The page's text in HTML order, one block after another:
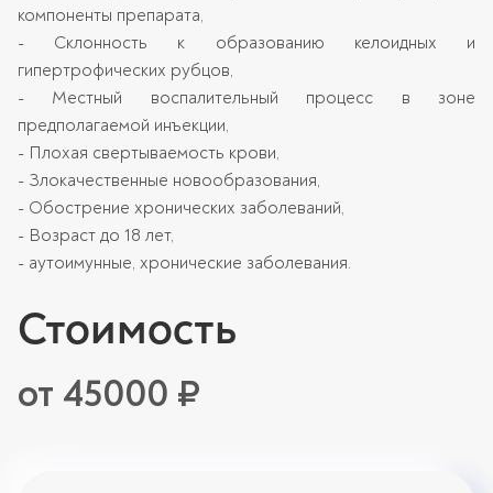
компоненты препарата,
- Склонность к образованию келоидных и
гипертрофических рубцов,
- Местный воспалительный процесс в зоне
предполагаемой инъекции,
- Плохая свертываемость крови,
- Злокачественные новообразования,
- Обострение хронических заболеваний,
- Возраст до 18 лет,
- аутоимунные, хронические заболевания.
Стоимость
от 45000 ₽